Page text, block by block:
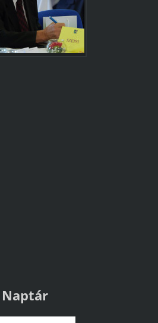
Naptár